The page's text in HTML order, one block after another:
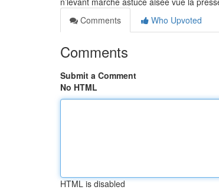
Comments
Who Upvoted
Comments
Submit a Comment
No HTML
HTML is disabled